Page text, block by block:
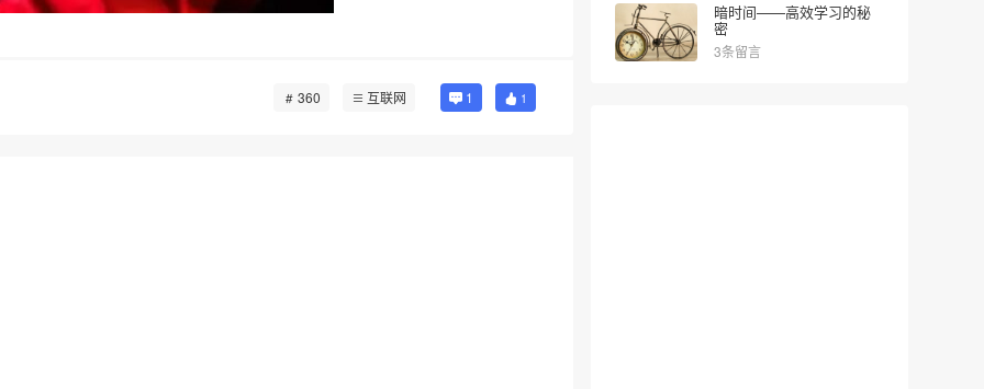
360 互联网 1 1
暗时间——高效学习的秘
密
3条留言